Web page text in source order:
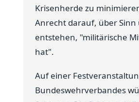
Krisenherde zu
Anrecht darauf, über Sinn
entstehen, "militärische
hat".
Auf einer
Bundeswehrverbandes